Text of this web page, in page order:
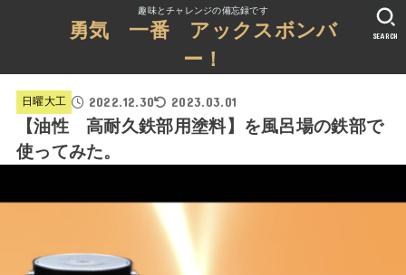
趣味とチャレンジの備忘録です
勇気 一番 アックスボンバ
ー！
SEARCH
日曜大工 2022.12.30 2023.03.01
【油性 高耐久鉄部用塗料】を風呂場の鉄部で
使ってみた。